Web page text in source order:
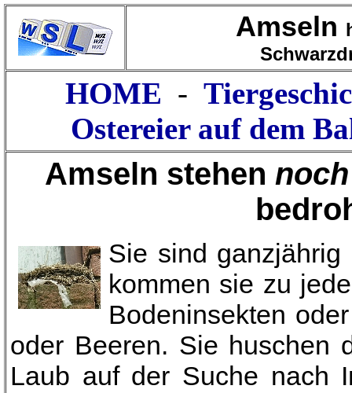
Amseln
HOME -
Ostereier auf dem
Amseln stehen noch
Sie sind
kommen sie zu
Bodeninsekten
oder Beeren. Sie huschen
Laub auf der Suche nach